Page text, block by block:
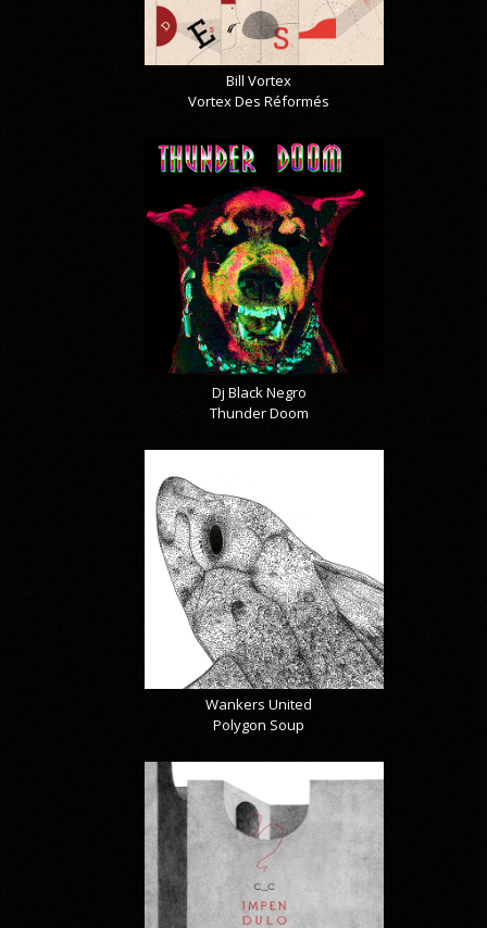
Bill Vortex
Vortex Des Réformés
Dj Black Negro
Thunder Doom
Wankers United
Polygon Soup